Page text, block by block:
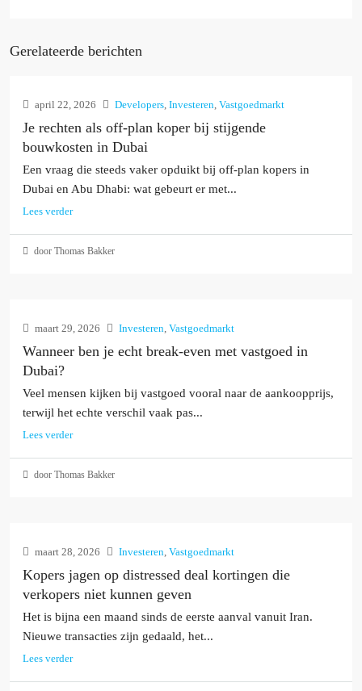
Gerelateerde berichten
april 22, 2026 Developers, Investeren, Vastgoedmarkt
Je rechten als off-plan koper bij stijgende
bouwkosten in Dubai
Een vraag die steeds vaker opduikt bij off-plan kopers in
Dubai en Abu Dhabi: wat gebeurt er met...
Lees verder
door Thomas Bakker
maart 29, 2026 Investeren, Vastgoedmarkt
Wanneer ben je echt break-even met vastgoed in
Dubai?
Veel mensen kijken bij vastgoed vooral naar de aankoopprijs,
terwijl het echte verschil vaak pas...
Lees verder
door Thomas Bakker
maart 28, 2026 Investeren, Vastgoedmarkt
Kopers jagen op distressed deal kortingen die
verkopers niet kunnen geven
Het is bijna een maand sinds de eerste aanval vanuit Iran.
Nieuwe transacties zijn gedaald, het...
Lees verder